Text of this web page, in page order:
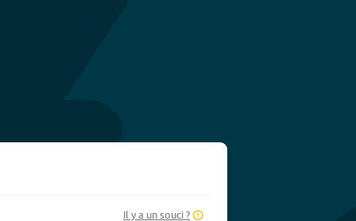
Il y a un souci ?